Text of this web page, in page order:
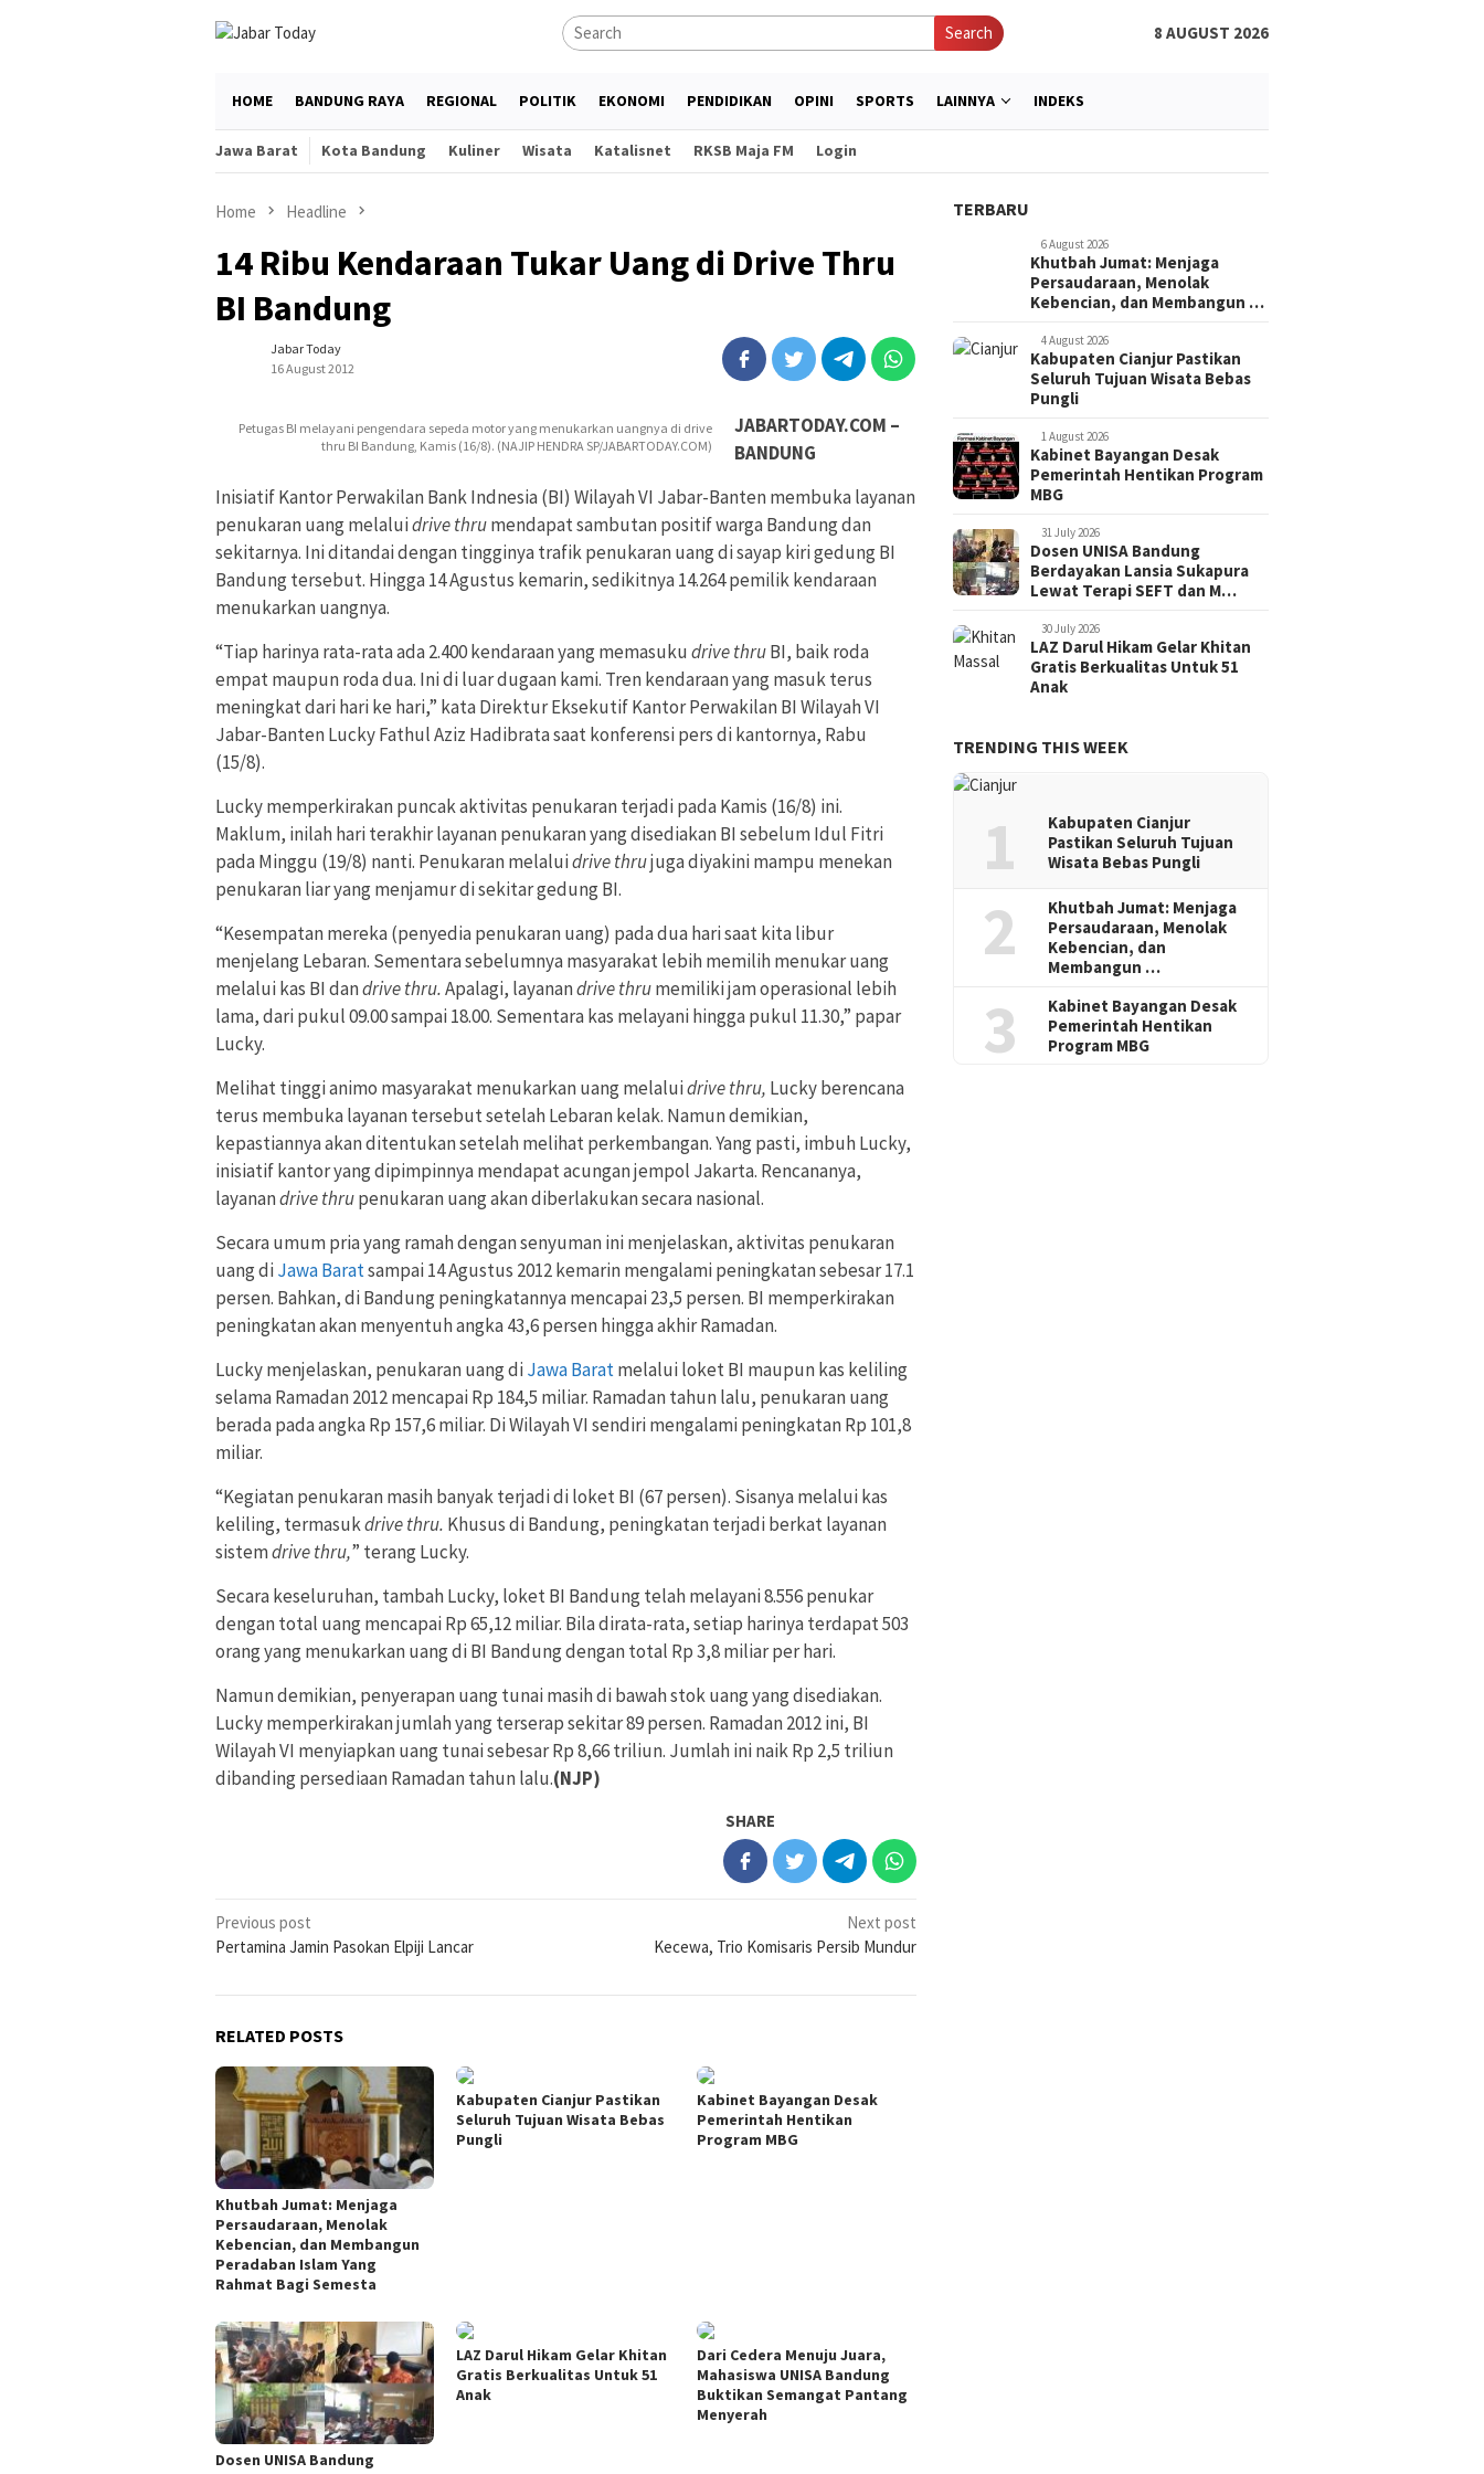
Search 8 AUGUST 2026
HOME BANDUNG RAYA REGIONAL POLITIK EKONOMI PENDIDIKAN OPINI SPORTS LAINNYA INDEKS
Jawa Barat Kota Bandung Kuliner Wisata Katalisnet RKSB Maja FM Login
Home Headline
14 Ribu Kendaraan Tukar Uang di Drive Thru
BI Bandung
Jabar Today
16 August 2012
Petugas BI melayani pengendara sepeda motor yang menukarkan uangnya di drive
thru BI Bandung, Kamis (16/8). (NAJIP HENDRA SP/JABARTODAY.COM)
JABARTODAY.COM –
BANDUNG
Inisiatif Kantor Perwakilan Bank Indnesia (BI) Wilayah VI Jabar-Banten membuka layanan
penukaran uang melaluidrive thrumendapat sambutan positif warga Bandung dan
sekitarnya. Ini ditandai dengan tingginya trafik penukaran uang di sayap kiri gedung BI
Bandung tersebut. Hingga 14 Agustus kemarin, sedikitnya 14.264 pemilik kendaraan
menukarkan uangnya.
“Tiap harinya rata-rata ada 2.400 kendaraan yang memasukudrive thruBI, baik roda
empat maupun roda dua. Ini di luar dugaan kami. Tren kendaraan yang masuk terus
meningkat dari hari ke hari,” kata Direktur Eksekutif Kantor Perwakilan BI Wilayah VI
Jabar-Banten Lucky Fathul Aziz Hadibrata saat konferensi pers di kantornya, Rabu
(15/8).
Lucky memperkirakan puncak aktivitas penukaran terjadi pada Kamis (16/8) ini.
Maklum, inilah hari terakhir layanan penukaran yang disediakan BI sebelum Idul Fitri
pada Minggu (19/8) nanti. Penukaran melaluidrive thrujuga diyakini mampu menekan
penukaran liar yang menjamur di sekitar gedung BI.
“Kesempatan mereka (penyedia penukaran uang) pada dua hari saat kita libur
menjelang Lebaran. Sementara sebelumnya masyarakat lebih memilih menukar uang
melalui kas BI dandrive thru.Apalagi, layanandrive thrumemiliki jam operasional lebih
lama, dari pukul 09.00 sampai 18.00. Sementara kas melayani hingga pukul 11.30,” papar
Lucky.
Melihat tinggi animo masyarakat menukarkan uang melaluidrive thru, Lucky berencana
terus membuka layanan tersebut setelah Lebaran kelak. Namun demikian,
kepastiannya akan ditentukan setelah melihat perkembangan. Yang pasti, imbuh Lucky,
inisiatif kantor yang dipimpinnya mendapat acungan jempol Jakarta. Rencananya,
layanandrive thrupenukaran uang akan diberlakukan secara nasional.
Secara umum pria yang ramah dengan senyuman ini menjelaskan, aktivitas penukaran
uang diJawa Baratsampai 14 Agustus 2012 kemarin mengalami peningkatan sebesar 17.1
persen. Bahkan, di Bandung peningkatannya mencapai 23,5 persen. BI memperkirakan
peningkatan akan menyentuh angka 43,6 persen hingga akhir Ramadan.
Lucky menjelaskan, penukaran uang diJawa Baratmelalui loket BI maupun kas keliling
selama Ramadan 2012 mencapai Rp 184,5 miliar. Ramadan tahun lalu, penukaran uang
berada pada angka Rp 157,6 miliar. Di Wilayah VI sendiri mengalami peningkatan Rp 101,8
miliar.
“Kegiatan penukaran masih banyak terjadi di loket BI (67 persen). Sisanya melalui kas
keliling, termasukdrive thru. Khusus di Bandung, peningkatan terjadi berkat layanan
sistemdrive thru,” terang Lucky.
Secara keseluruhan, tambah Lucky, loket BI Bandung telah melayani 8.556 penukar
dengan total uang mencapai Rp 65,12 miliar. Bila dirata-rata, setiap harinya terdapat 503
orang yang menukarkan uang di BI Bandung dengan total Rp 3,8 miliar per hari.
Namun demikian, penyerapan uang tunai masih di bawah stok uang yang disediakan.
Lucky memperkirakan jumlah yang terserap sekitar 89 persen. Ramadan 2012 ini, BI
Wilayah VI menyiapkan uang tunai sebesar Rp 8,66 triliun. Jumlah ini naik Rp 2,5 triliun
dibanding persediaan Ramadan tahun lalu.(NJP)
SHARE
Post
navigation
Previous post
Pertamina Jamin Pasokan Elpiji Lancar
Next post
Kecewa, Trio Komisaris Persib Mundur
RELATED POSTS
Khutbah Jumat: Menjaga
Persaudaraan, Menolak
Kebencian, dan Membangun
Peradaban Islam Yang
Rahmat Bagi Semesta
Kabupaten Cianjur Pastikan
Seluruh Tujuan Wisata Bebas
Pungli
Kabinet Bayangan Desak
Pemerintah Hentikan
Program MBG
Dosen UNISA Bandung
LAZ Darul Hikam Gelar Khitan
Gratis Berkualitas Untuk 51
Anak
Dari Cedera Menuju Juara,
Mahasiswa UNISA Bandung
Buktikan Semangat Pantang
Menyerah
TERBARU
6 August 2026
Khutbah Jumat: Menjaga
Persaudaraan, Menolak
Kebencian, dan Membangun …
4 August 2026
Kabupaten Cianjur Pastikan
Seluruh Tujuan Wisata Bebas
Pungli
1 August 2026
Kabinet Bayangan Desak
Pemerintah Hentikan Program
MBG
31 July 2026
Dosen UNISA Bandung
Berdayakan Lansia Sukapura
Lewat Terapi SEFT dan M…
30 July 2026
LAZ Darul Hikam Gelar Khitan
Gratis Berkualitas Untuk 51
Anak
TRENDING THIS WEEK
1
Kabupaten Cianjur
Pastikan Seluruh Tujuan
Wisata Bebas Pungli
2
Khutbah Jumat: Menjaga
Persaudaraan, Menolak
Kebencian, dan
Membangun …
3
Kabinet Bayangan Desak
Pemerintah Hentikan
Program MBG